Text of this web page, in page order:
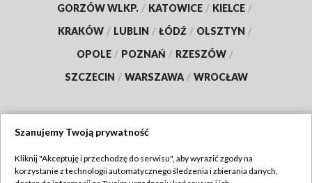
GORZÓW WLKP. / KATOWICE / KIELCE /
KRAKÓW / LUBLIN / ŁÓDŹ / OLSZTYN /
OPOLE / POZNAŃ / RZESZÓW /
SZCZECIN / WARSZAWA / WROCŁAW
TVP
Szanujemy Twoją prywatność
Kliknij "Akceptuję i przechodzę do serwisu", aby wyrazić zgody na
korzystanie z technologii automatycznego śledzenia i zbierania danych,